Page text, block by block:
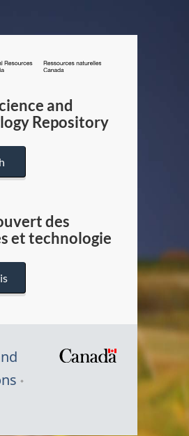
/
Canada
and
Repository
des
et technologie
Symbole